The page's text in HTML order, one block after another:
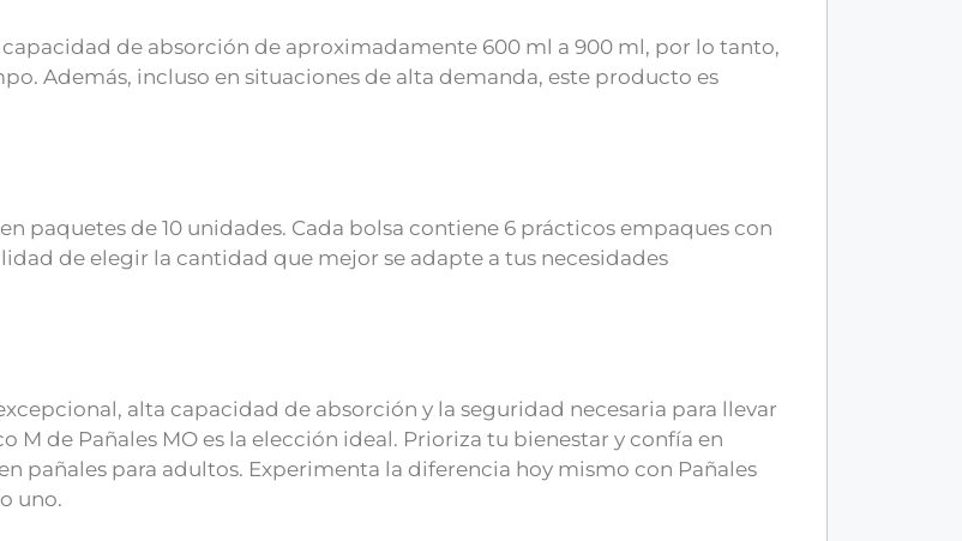
de absorción de aproximadamente 600 ml a 900 ml, por lo tanto,
Además, incluso en situaciones de alta demanda, este producto es
paquetes de 10 unidades. Cada bolsa contiene 6 prácticos empaques con
de elegir la cantidad que mejor se adapte a tus necesidades
alta capacidad de absorción y la seguridad necesaria para llevar
M de Pañales MO es la elección ideal. Prioriza tu bienestar y confía en
pañales para adultos. Experimenta la diferencia hoy mismo con Pañales
uno.